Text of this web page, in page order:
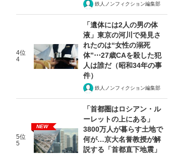
鉄人ノンフィクション編集部
4位
4
「遺体には2人の男の体
液」東京の河川で発見さ
れたのは“女性の溺死
体”⋯27歳CAを殺した犯
人は誰だ（昭和34年の事
件）
鉄人ノンフィクション編集部
5位
5
NEW
「首都圏はロシアン・ル
ーレットの上にある」
3800万人が暮らす土地で
何が…京大名誉教授が解
説する「首都直下地震」